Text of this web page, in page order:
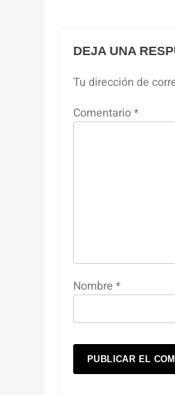
DEJA UNA
Tu dirección de
Comentario*
Nombre *